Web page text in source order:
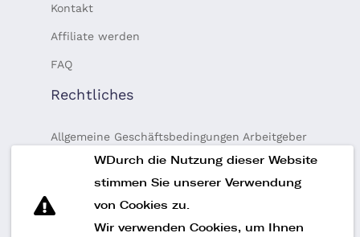
Kontakt
Affiliate werden
FAQ
Rechtliches
Allgemeine Geschäftsbedingungen Arbeitgeber
Allgemeine Geschäftsbedingungen Talente
Finanzierung
WDurch die Nutzung dieser Website
stimmen Sie unserer Verwendung
von Cookies zu.
Wir verwenden Cookies, um Ihnen